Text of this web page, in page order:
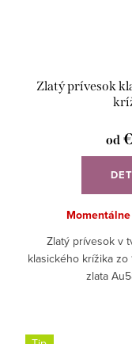
Zlatý prívesok
od
Zlatý prívesok v
klasického krížika
zlata